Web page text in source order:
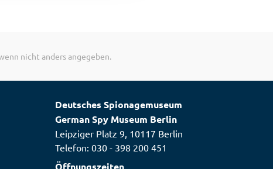
nicht anders angegeben.
Deutsches Spionagemuseum
German Spy Museum Berlin
Leipziger Platz 9, 10117 Berlin
Telefon: 030 - 398 200 451
Öffnungszeiten